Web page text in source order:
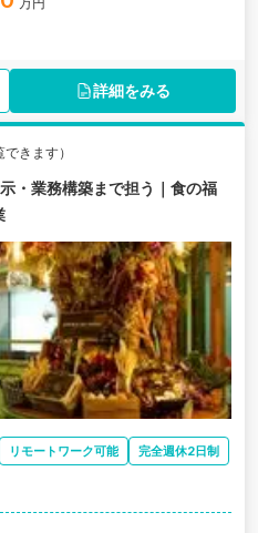
詳細をみる
きます）
・業務構築まで担う｜食の福
リモートワーク可能
完全週休2日制